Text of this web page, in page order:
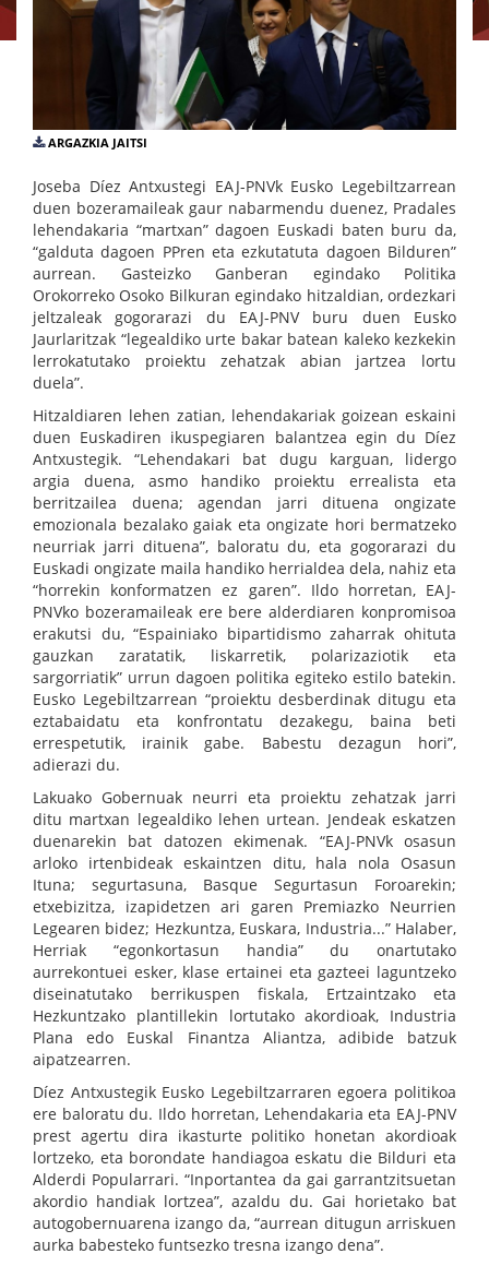
ARGAZKIA JAITSI
Joseba Díez Antxustegi EAJ-PNVk Eusko Legebiltzarrean
duen bozeramaileak gaur nabarmendu duenez, Pradales
lehendakaria “martxan” dagoen Euskadi baten buru da,
“galduta dagoen PPren eta ezkutatuta dagoen Bilduren”
aurrean. Gasteizko Ganberan egindako Politika
Orokorreko Osoko Bilkuran egindako hitzaldian, ordezkari
jeltzaleak gogorarazi du EAJ-PNV buru duen Eusko
Jaurlaritzak “legealdiko urte bakar batean kaleko kezkekin
lerrokatutako proiektu zehatzak abian jartzea lortu
duela”.
Hitzaldiaren lehen zatian, lehendakariak goizean eskaini
duen Euskadiren ikuspegiaren balantzea egin du Díez
Antxustegik. “Lehendakari bat dugu karguan, lidergo
argia duena, asmo handiko proiektu errealista eta
berritzailea duena; agendan jarri dituena ongizate
emozionala bezalako gaiak eta ongizate hori bermatzeko
neurriak jarri dituena”, baloratu du, eta gogorarazi du
Euskadi ongizate maila handiko herrialdea dela, nahiz eta
“horrekin konformatzen ez garen”. Ildo horretan, EAJ-
PNVko bozeramaileak ere bere alderdiaren konpromisoa
erakutsi du, “Espainiako bipartidismo zaharrak ohituta
gauzkan zaratatik, liskarretik, polarizaziotik eta
sargorriatik” urrun dagoen politika egiteko estilo batekin.
Eusko Legebiltzarrean “proiektu desberdinak ditugu eta
eztabaidatu eta konfrontatu dezakegu, baina beti
errespetutik, irainik gabe. Babestu dezagun hori”,
adierazi du.
Lakuako Gobernuak neurri eta proiektu zehatzak jarri
ditu martxan legealdiko lehen urtean. Jendeak eskatzen
duenarekin bat datozen ekimenak. “EAJ-PNVk osasun
arloko irtenbideak eskaintzen ditu, hala nola Osasun
Ituna; segurtasuna, Basque Segurtasun Foroarekin;
etxebizitza, izapidetzen ari garen Premiazko Neurrien
Legearen bidez; Hezkuntza, Euskara, Industria...” Halaber,
Herriak “egonkortasun handia” du onartutako
aurrekontuei esker, klase ertainei eta gazteei laguntzeko
diseinatutako berrikuspen fiskala, Ertzaintzako eta
Hezkuntzako plantillekin lortutako akordioak, Industria
Plana edo Euskal Finantza Aliantza, adibide batzuk
aipatzearren.
Díez Antxustegik Eusko Legebiltzarraren egoera politikoa
ere baloratu du. Ildo horretan, Lehendakaria eta EAJ-PNV
prest agertu dira ikasturte politiko honetan akordioak
lortzeko, eta borondate handiagoa eskatu die Bilduri eta
Alderdi Popularrari. “Inportantea da gai garrantzitsuetan
akordio handiak lortzea”, azaldu du. Gai horietako bat
autogobernuarena izango da, “aurrean ditugun arriskuen
aurka babesteko funtsezko tresna izango dena”.